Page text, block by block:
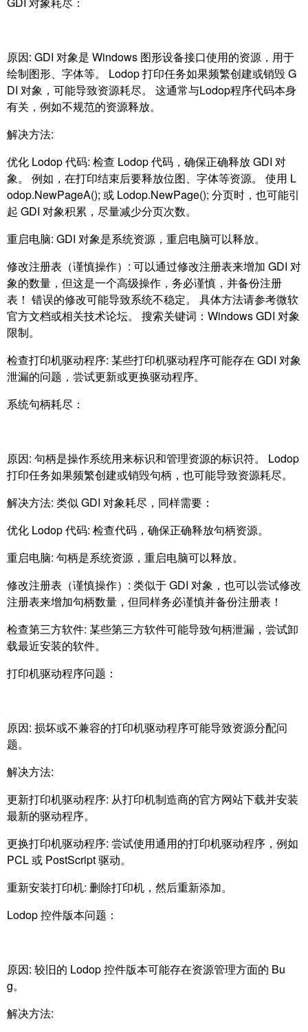
原因: GDI 对象是 Windows 图形设备接口使用的资源，用于
绘制图形、字体等。 Lodop 打印任务如果频繁创建或销毁 G
DI 对象，可能导致资源耗尽。 这通常与Lodop程序代码本身
有关，例如不规范的资源释放。
解决方法:
优化 Lodop 代码: 检查 Lodop 代码，确保正确释放 GDI 对
象。 例如，在打印结束后要释放位图、字体等资源。 使用 L
odop.NewPageA(); 或 Lodop.NewPage(); 分页时，也可能引
起 GDI 对象积累，尽量减少分页次数。
重启电脑: GDI 对象是系统资源，重启电脑可以释放。
修改注册表（谨慎操作）: 可以通过修改注册表来增加 GDI 对
象的数量，但这是一个高级操作，务必谨慎，并备份注册
表！ 错误的修改可能导致系统不稳定。 具体方法请参考微软
官方文档或相关技术论坛。 搜索关键词：Windows GDI 对象
限制。
检查打印机驱动程序: 某些打印机驱动程序可能存在 GDI 对象
泄漏的问题，尝试更新或更换驱动程序。
系统句柄耗尽：
原因: 句柄是操作系统用来标识和管理资源的标识符。 Lodop
打印任务如果频繁创建或销毁句柄，也可能导致资源耗尽。
解决方法: 类似 GDI 对象耗尽，同样需要：
优化 Lodop 代码: 检查代码，确保正确释放句柄资源。
重启电脑: 句柄是系统资源，重启电脑可以释放。
修改注册表（谨慎操作）: 类似于 GDI 对象，也可以尝试修改
注册表来增加句柄数量，但同样务必谨慎并备份注册表！
检查第三方软件: 某些第三方软件可能导致句柄泄漏，尝试卸
载最近安装的软件。
打印机驱动程序问题：
原因: 损坏或不兼容的打印机驱动程序可能导致资源分配问
题。
解决方法:
更新打印机驱动程序: 从打印机制造商的官方网站下载并安装
最新的驱动程序。
更换打印机驱动程序: 尝试使用通用的打印机驱动程序，例如
PCL 或 PostScript 驱动。
重新安装打印机: 删除打印机，然后重新添加。
Lodop 控件版本问题：
原因: 较旧的 Lodop 控件版本可能存在资源管理方面的 Bu
g。
解决方法: